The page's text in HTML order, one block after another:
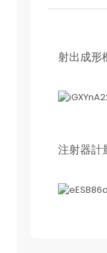
射出成形
注射器計